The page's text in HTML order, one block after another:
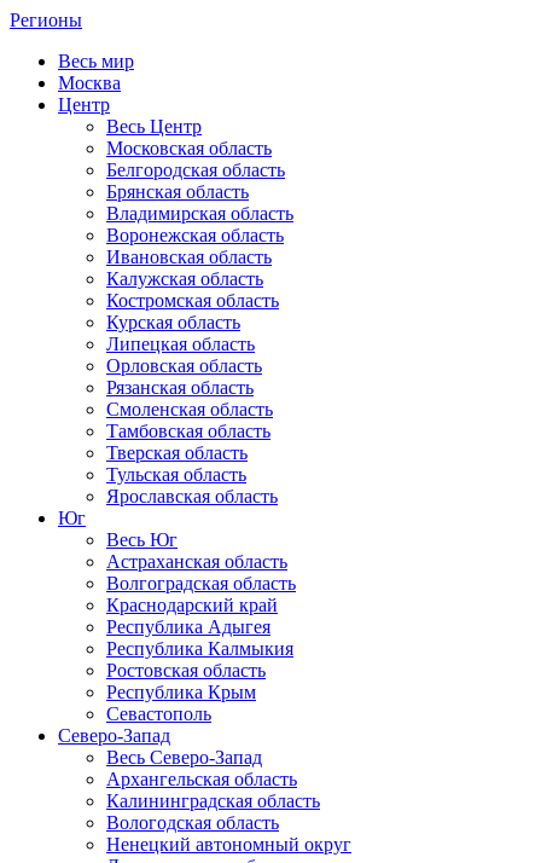
Регионы
Весь мир
Москва
Центр
Весь Центр
Московская область
Белгородская область
Брянская область
Владимирская область
Воронежская область
Ивановская область
Калужская область
Костромская область
Курская область
Липецкая область
Орловская область
Рязанская область
Смоленская область
Тамбовская область
Тверская область
Тульская область
Ярославская область
Юг
Весь Юг
Астраханская область
Волгоградская область
Краснодарский край
Республика Адыгея
Республика Калмыкия
Ростовская область
Республика Крым
Севастополь
Северо-Запад
Весь Северо-Запад
Архангельская область
Калининградская область
Вологодская область
Ненецкий автономный округ